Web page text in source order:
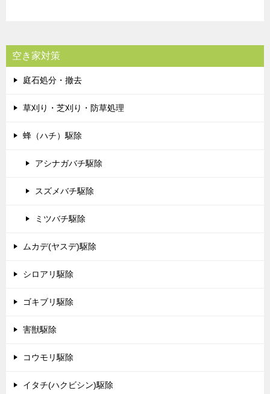
空き家対策
庭石処分・撤去
草刈り・芝刈り・防草処理
蜂（ハチ）駆除
アシナガバチ駆除
スズメバチ駆除
ミツバチ駆除
ムカデ(ヤスデ)駆除
シロアリ駆除
ゴキブリ駆除
害獣駆除
コウモリ駆除
イタチ(ハクビシン)駆除